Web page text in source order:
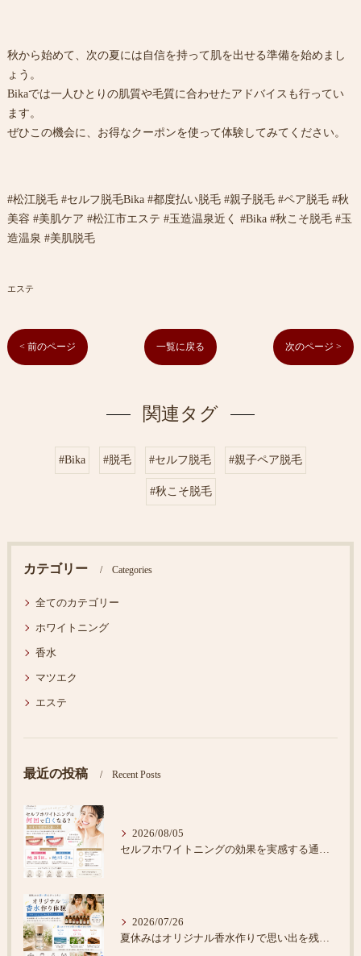
秋から始めて、次の夏には自信を持って肌を出せる準備を始めまし
ょう。
Bikaでは一人ひとりの肌質や毛質に合わせたアドバイスも行ってい
ます。
ぜひこの機会に、お得なクーポンを使って体験してみてください。
#松江脱毛 #セルフ脱毛Bika #都度払い脱毛 #親子脱毛 #ペア脱毛 #秋
美容 #美肌ケア #松江市エステ #玉造温泉近く #Bika #秋こそ脱毛 #玉
造温泉 #美肌脱毛
エステ
< 前のページ 一覧に戻る 次のページ >
関連タグ
#Bika #脱毛 #セルフ脱毛 #親子ペア脱毛
#秋こそ脱毛
カテゴリー Categories
全てのカテゴリー
ホワイトニング
香水
マツエク
エステ
最近の投稿 Recent Posts
2026/08/05
セルフホワイトニングの効果を実感する通い方
2026/07/26
夏休みはオリジナル香水作りで思い出を残そう♪